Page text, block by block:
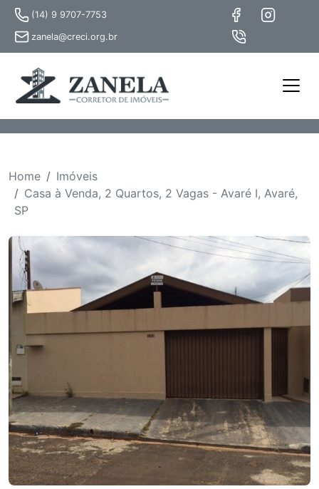
(14) 9 9707-7753
zanela@creci.org.br
Home
Imóveis
Casa à Venda, 2 Quartos, 2 Vagas - Avaré I, Avaré,
SP